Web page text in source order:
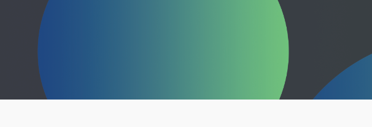
关于我们
产品检索